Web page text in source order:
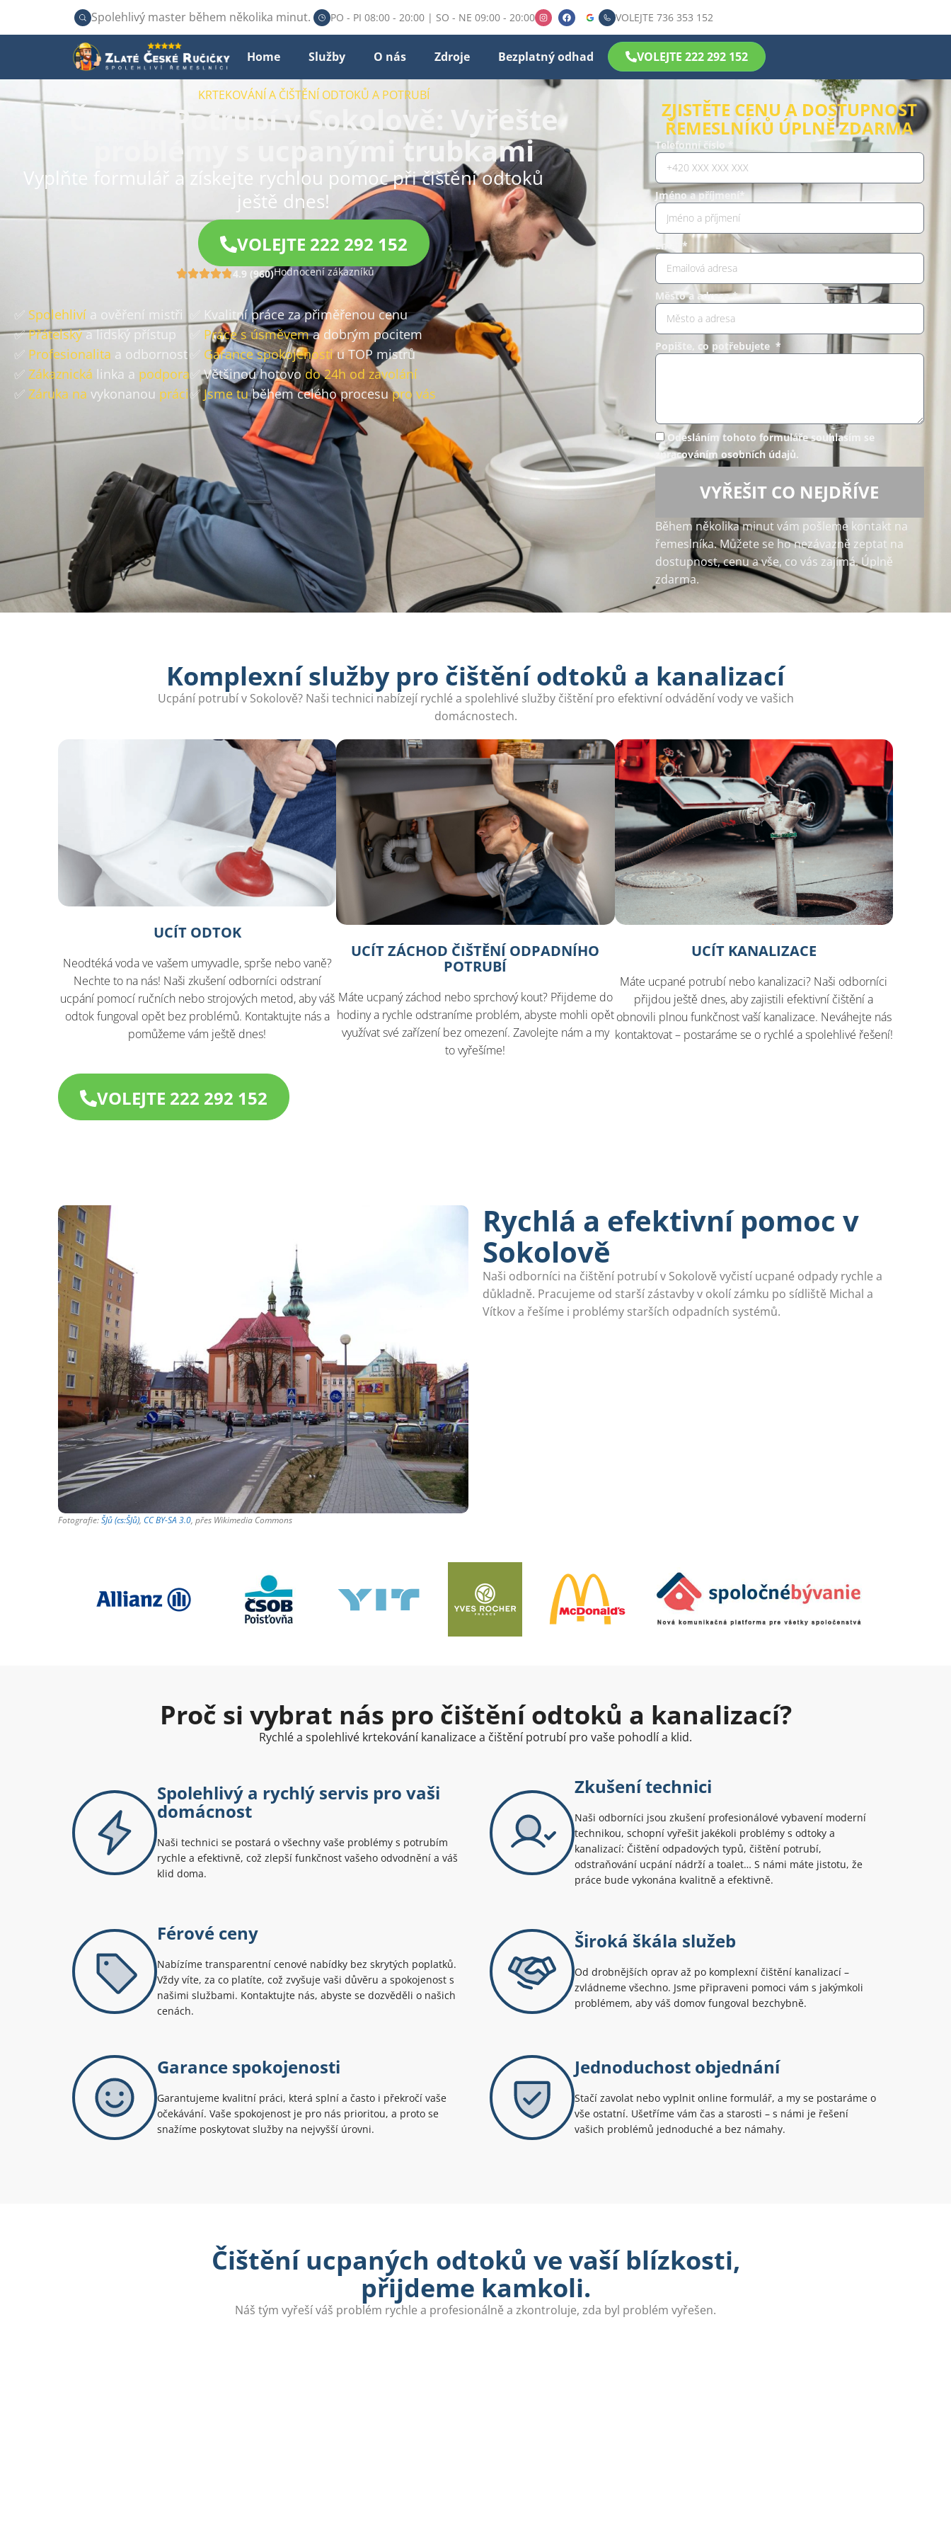
Spolehlivý master během několika minut. PO - PI 08:00 - 20:00 | SO - NE 09:00 - 20:00 VOLEJTE 736 353 152
Home Služby O nás Zdroje Bezplatný odhad VOLEJTE 222 292 152
KRTEKOVÁNÍ A ČIŠTĚNÍ ODTOKŮ A POTRUBÍ
Čištění Potrubí v Sokolově: Vyřešte
problémy s ucpanými trubkami
Vyplňte formulář a získejte rychlou pomoc při čištění odtoků
ještě dnes!
VOLEJTE 222 292 152
4.9 (960)Hodnocení zákazníků
✅ Spolehliví a ověření mistři
✅Přátelskýa lidský přístup
✅ Profesionalita a odbornost
✅ Zákaznická linka a podpora
✅ Záruka na vykonanou práci
✅ Kvalitní práce za přiměřenou cenu
Práce s úsměvema dobrým pocitem
Garance spokojenostiu TOP mistrů
✅ Většinou hotovodo 24h od zavolání
✅ Jsme tuběhem celého procesupro vás
ZJISTĚTE CENU A DOSTUPNOST
ŘEMESLNÍKŮ ÚPLNĚ ZDARMA
Telefonní číslo *
Jméno a příjmení*
Email*
Město a adresa *
Popište, co potřebujete *
Odesláním tohoto formuláře souhlasím se
zpracováním osobních údajů.
VYŘEŠIT CO NEJDŘÍVE
Během několika minut vám pošleme kontakt na
řemeslníka. Můžete se ho nezávazně zeptat na
dostupnost, cenu a vše, co vás zajímá. Úplně
zdarma.
Komplexní služby pro čištění odtoků a kanalizací
Ucpání potrubí v Sokolově? Naši technici nabízejí rychlé a spolehlivé služby čištění pro efektivní odvádění vody ve vašich
domácnostech.
UCÍT ODTOK
Neodtéká voda ve vašem umyvadle, sprše nebo vaně?
Nechte to na nás! Naši zkušení odborníci odstraní
ucpání pomocí ručních nebo strojových metod, aby váš
odtok fungoval opět bez problémů. Kontaktujte nás a
pomůžeme vám ještě dnes!​
UCÍT ZÁCHOD ČIŠTĚNÍ ODPADNÍHO
POTRUBÍ
Máte ucpaný záchod nebo sprchový kout? Přijdeme do
hodiny a rychle odstraníme problém, abyste mohli opět
využívat své zařízení bez omezení. Zavolejte nám a my
to vyřešíme!
UCÍT KANALIZACE
Máte ucpané potrubí nebo kanalizaci? Naši odborníci
přijdou ještě dnes, aby zajistili efektivní čištění a
obnovili plnou funkčnost vaší kanalizace. Neváhejte nás
kontaktovat – postaráme se o rychlé a spolehlivé řešení!
VOLEJTE 222 292 152
Fotografie:ŠJů (cs:ŠJů), CC BY-SA 3.0, přes Wikimedia Commons
Rychlá a efektivní pomoc v
Sokolově
Naši odborníci na čištění potrubí v Sokolově vyčistí ucpané odpady rychle a
důkladně. Pracujeme od starší zástavby v okolí zámku po sídliště Michal a
Vítkov a řešíme i problémy starších odpadních systémů.
Proč si vybrat nás pro čištění odtoků a kanalizací?
Rychlé a spolehlivé krtekování kanalizace a čištění potrubí pro vaše pohodlí a klid.
Spolehlivý a rychlý servis pro vaši
domácnost
Naši technici se postará o všechny vaše problémy s potrubím
rychle a efektivně, což zlepší funkčnost vašeho odvodnění a váš
klid doma.
Zkušení technici
Naši odborníci jsou zkušení profesionálové vybavení moderní
technikou, schopní vyřešit jakékoli problémy s odtoky a
kanalizací: Čištění odpadových typů, čištění potrubí,
odstraňování ucpání nádrží a toalet… S námi máte jistotu, že
práce bude vykonána kvalitně a efektivně.
Férové ceny
Nabízíme transparentní cenové nabídky bez skrytých poplatků.
Vždy víte, za co platíte, což zvyšuje vaši důvěru a spokojenost s
našimi službami. Kontaktujte nás, abyste se dozvěděli o našich
cenách.
Široká škála služeb
Od drobnějších oprav až po komplexní čištění kanalizací –
zvládneme všechno. Jsme připraveni pomoci vám s jakýmkoli
problémem, aby váš domov fungoval bezchybně.
Garance spokojenosti
Garantujeme kvalitní práci, která splní a často i překročí vaše
očekávání. Vaše spokojenost je pro nás prioritou, a proto se
snažíme poskytovat služby na nejvyšší úrovni.
Jednoduchost objednání
Stačí zavolat nebo vyplnit online formulář, a my se postaráme o
vše ostatní. Ušetříme vám čas a starosti – s námi je řešení
vašich problémů jednoduché a bez námahy.
Čištění ucpaných odtoků ve vaší blízkosti,
přijdeme kamkoli.
Náš tým vyřeší váš problém rychle a profesionálně a zkontroluje, zda byl problém vyřešen.